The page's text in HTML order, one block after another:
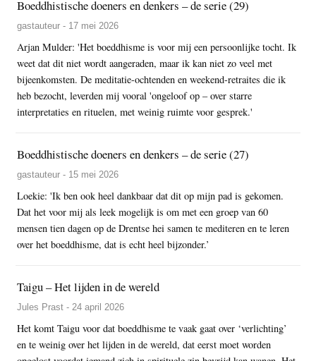
Boeddhistische doeners en denkers – de serie (29)
gastauteur - 17 mei 2026
Arjan Mulder: 'Het boeddhisme is voor mij een persoonlijke tocht. Ik
weet dat dit niet wordt aangeraden, maar ik kan niet zo veel met
bijeenkomsten. De meditatie-ochtenden en weekend-retraites die ik
heb bezocht, leverden mij vooral 'ongeloof op – over starre
interpretaties en rituelen, met weinig ruimte voor gesprek.'
Boeddhistische doeners en denkers – de serie (27)
gastauteur - 15 mei 2026
Loekie: 'Ik ben ook heel dankbaar dat dit op mijn pad is gekomen.
Dat het voor mij als leek mogelijk is om met een groep van 60
mensen tien dagen op de Drentse hei samen te mediteren en te leren
over het boeddhisme, dat is echt heel bijzonder.’
Taigu – Het lijden in de wereld
Jules Prast - 24 april 2026
Het komt Taigu voor dat boeddhisme te vaak gaat over ‘verlichting’
en te weinig over het lijden in de wereld, dat eerst moet worden